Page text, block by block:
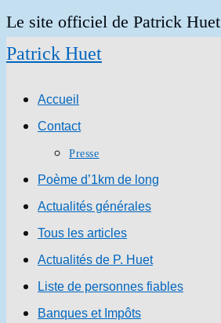
Skip
to
Le site officiel de Patrick Huet
Patrick Huet
Accueil
Contact
Presse
Poème d’1km de long
Actualités générales
Tous les articles
Actualités de P. Huet
Liste de personnes fiables
Banques et Impôts